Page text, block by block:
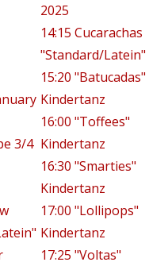
3/4
2025
14:15 Cucarachas
"Standard/Latein"
15:20 "Batucadas"
Kindertanz
16:00 "Toffees"
Kindertanz
16:30 "Smarties"
Kindertanz
17:00 "Lollipops"
Kindertanz
17:25 "Voltas"